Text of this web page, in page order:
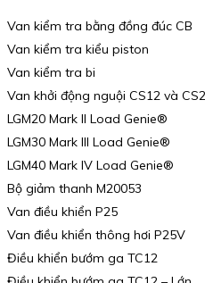
Van kiểm tra bằng đồng đúc CB
Van kiểm tra kiểu piston
Van kiểm tra bi
Van khởi động nguội CS12 và
LGM20 Mark II Load Genie®
LGM30 Mark III Load Genie®
LGM40 Mark IV Load Genie®
Bộ giảm thanh M20053
Van điều khiển P25
Van điều khiển thông hơi P25V
Điều khiển bướm ga TC12